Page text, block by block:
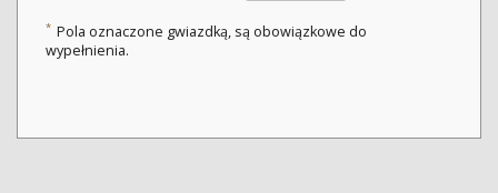
* Pola oznaczone gwiazdką, są obowiązkowe do
wypełnienia.